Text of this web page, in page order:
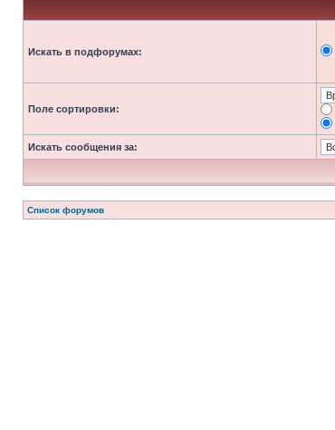
Искать в подфорумах:
Поле сортировки:
Искать сообщения за:
Список форумов